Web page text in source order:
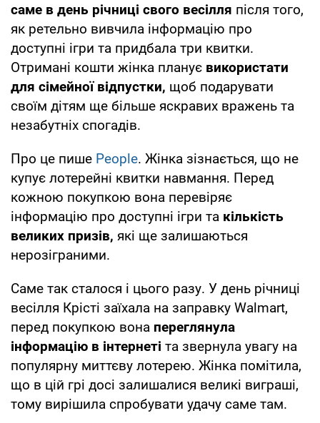
саме в день річниці свого весілля після того,
як ретельно вивчила інформацію про
доступні ігри та придбала три квитки.
Отримані кошти жінка планує використати
для сімейної відпустки, щоб подарувати
своїм дітям ще більше яскравих вражень та
незабутніх спогадів.
Про це пише People. Жінка зізнається, що не
купує лотерейні квитки навмання. Перед
кожною покупкою вона перевіряє
інформацію про доступні ігри та кількість
великих призів, які ще залишаються
нерозіграними.
Саме так сталося і цього разу. У день річниці
весілля Крісті заїхала на заправку Walmart,
перед покупкою вона переглянула
інформацію в інтернеті та звернула увагу на
популярну миттєву лотерею. Жінка помітила,
що в цій грі досі залишалися великі виграші,
тому вирішила спробувати удачу саме там.